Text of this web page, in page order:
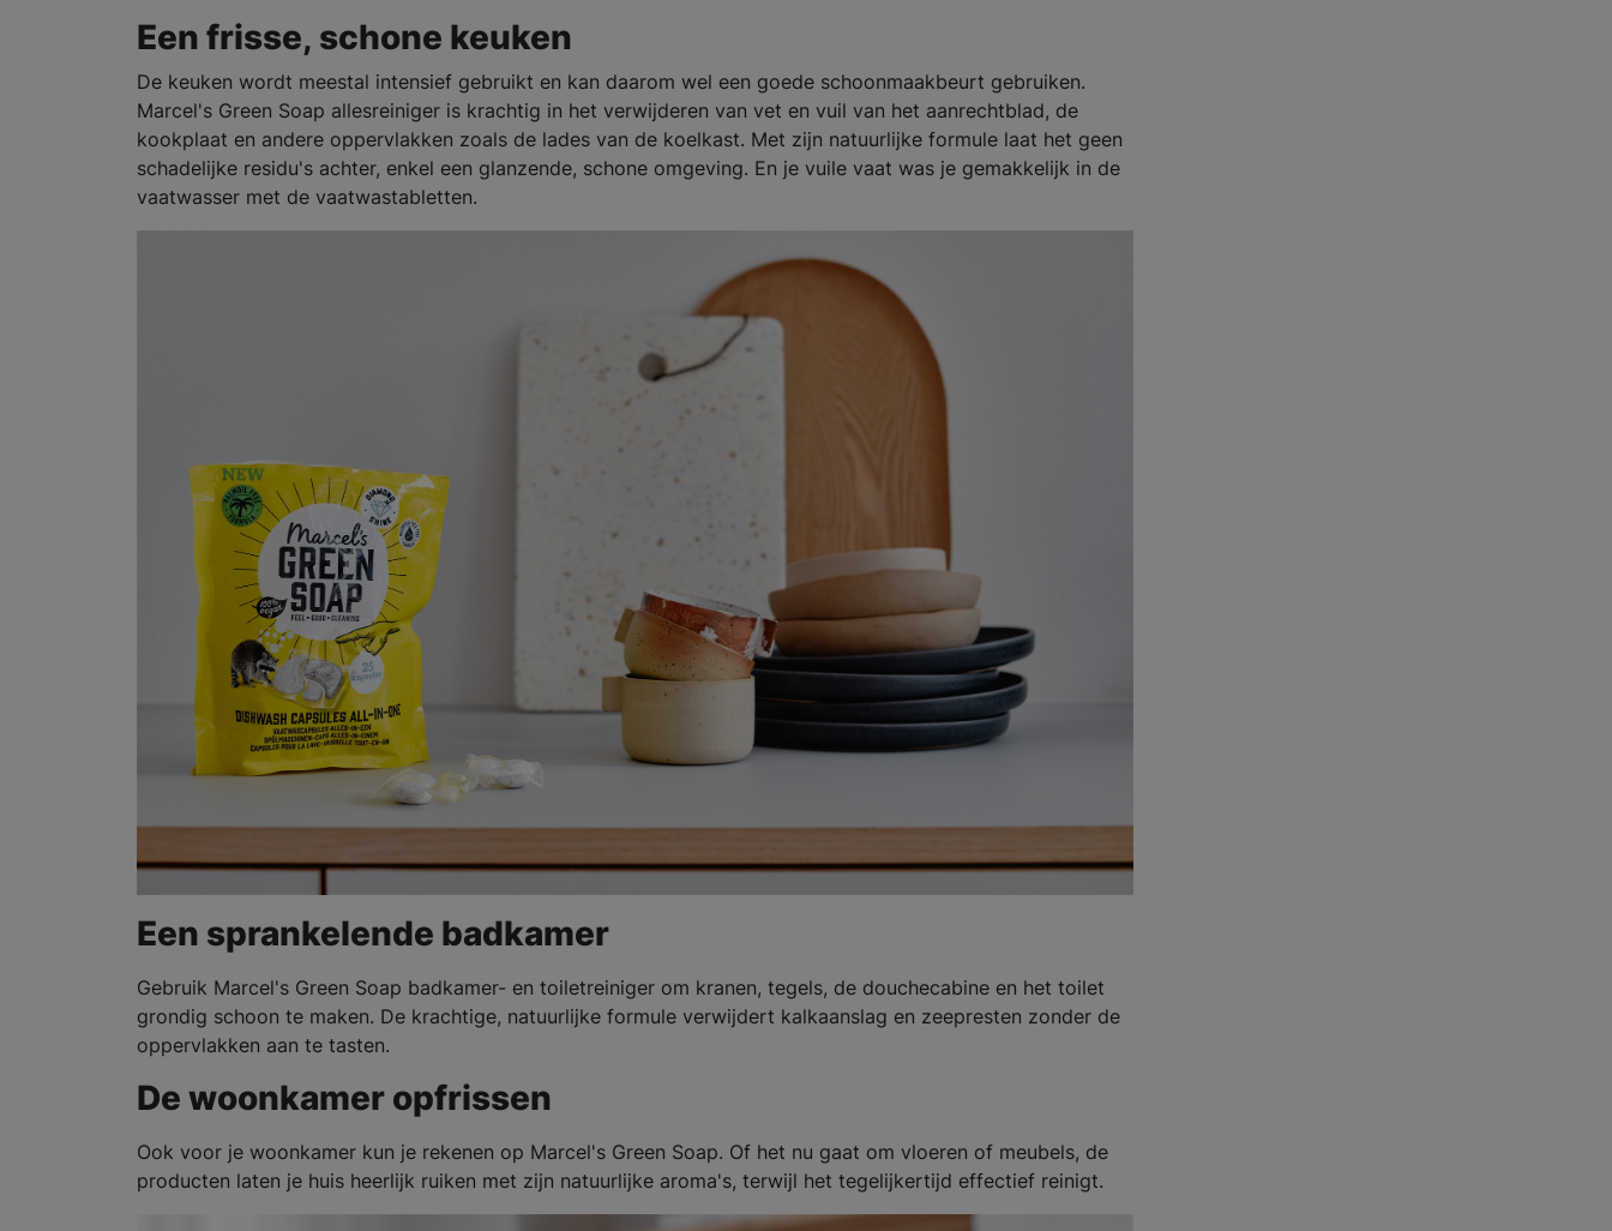
Een frisse, schone keuken
De keuken wordt meestal intensief gebruikt en kan daarom wel een goede schoonmaakbeurt gebruiken.
Marcel's Green Soap allesreiniger is krachtig in het verwijderen van vet en vuil van het aanrechtblad, de
kookplaat en andere oppervlakken zoals de lades van de koelkast. Met zijn natuurlijke formule laat het geen
schadelijke residu's achter, enkel een glanzende, schone omgeving. En je vuile vaat was je gemakkelijk in de
vaatwasser met de vaatwastabletten.
Een sprankelende badkamer
Gebruik Marcel's Green Soap badkamer- en toiletreiniger om kranen, tegels, de douchecabine en het toilet
grondig schoon te maken. De krachtige, natuurlijke formule verwijdert kalkaanslag en zeepresten zonder de
oppervlakken aan te tasten.
De woonkamer opfrissen
Ook voor je woonkamer kun je rekenen op Marcel's Green Soap. Of het nu gaat om vloeren of meubels, de
producten laten je huis heerlijk ruiken met zijn natuurlijke aroma's, terwijl het tegelijkertijd effectief reinigt.